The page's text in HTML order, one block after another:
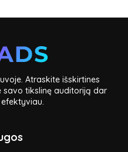
Atraskite išskirtines
savo tikslinę auditoriją dar